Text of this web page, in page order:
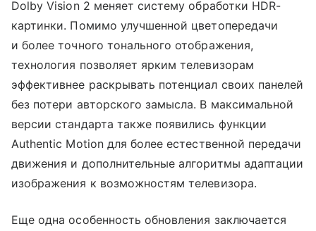
Dolby Vision 2 меняет систему обработки HDR-
картинки. Помимо улучшенной цветопередачи
и более точного тонального отображения,
технология позволяет ярким телевизорам
эффективнее раскрывать потенциал своих панелей
без потери авторского замысла. В максимальной
версии стандарта также появились функции
Authentic Motion для более естественной передачи
движения и дополнительные алгоритмы адаптации
изображения к возможностям телевизора.
Еще одна особенность обновления заключается